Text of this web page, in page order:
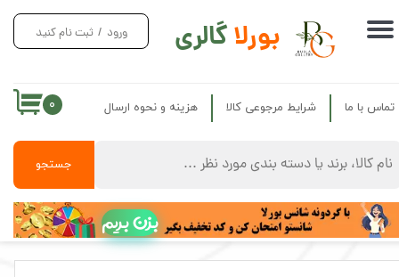
بورلاگالری
جستجو
ورود / ثبت نام کنید
حساب کاربری من
سفارشات
خروج از حساب کاربری
۰ تماس با ما شرایط مرجوعی کالا هزینه و نحوه ارسال
بزن بریم